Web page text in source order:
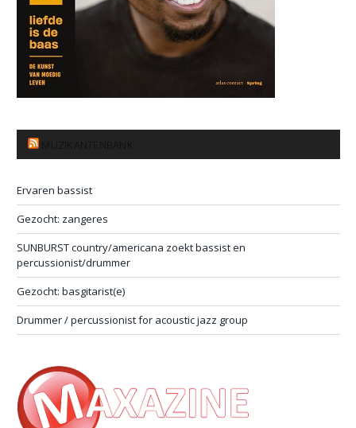
Ervaren bassist
Gezocht: zangeres
SUNBURST country/americana zoekt bassist en
percussionist/drummer
Gezocht: basgitarist(e)
Drummer / percussionist for acoustic jazz group